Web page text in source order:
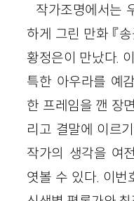
작가조명에서는
하게 그린 만화 『
황정은이 만났다.
특한 아우라를 예
한 프레임을 깬 장
리고 결말에 이르
작가의 생각을 여
엿볼 수 있다. 이번